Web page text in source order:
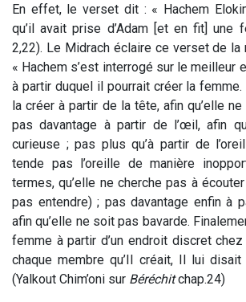
En effet, le verset dit : « Hachem
qu’il avait prise d’Adam [et en fit] une
2,22). Le Midrach éclaire ce verset de la
« Hachem s’est interrogé sur le meilleur
à partir duquel il pourrait créer la
la créer à partir de la tête, afin qu’elle
pas davantage à partir de l’œil, afin
curieuse ; pas plus qu’à partir de
tende pas l’oreille de manière
termes, qu’elle ne cherche pas à
pas entendre) ; pas davantage enfin à
afin qu’elle ne soit pas bavarde.
femme à partir d’un endroit discret chez
chaque membre qu’Il créait, Il lui
(Yalkout Chim’oni sur Béréchitchap.24)